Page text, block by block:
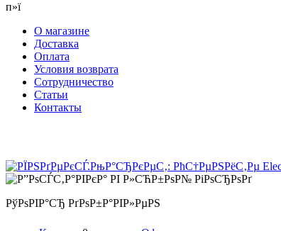
п»ї
О магазине
Доставка
Оплата
Условия возврата
Сотрудничество
Статьи
Контакты
РўРѕРІР°СЂ РґРѕР±Р°РІР»РµРЅ